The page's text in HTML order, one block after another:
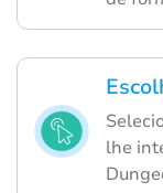
lhe